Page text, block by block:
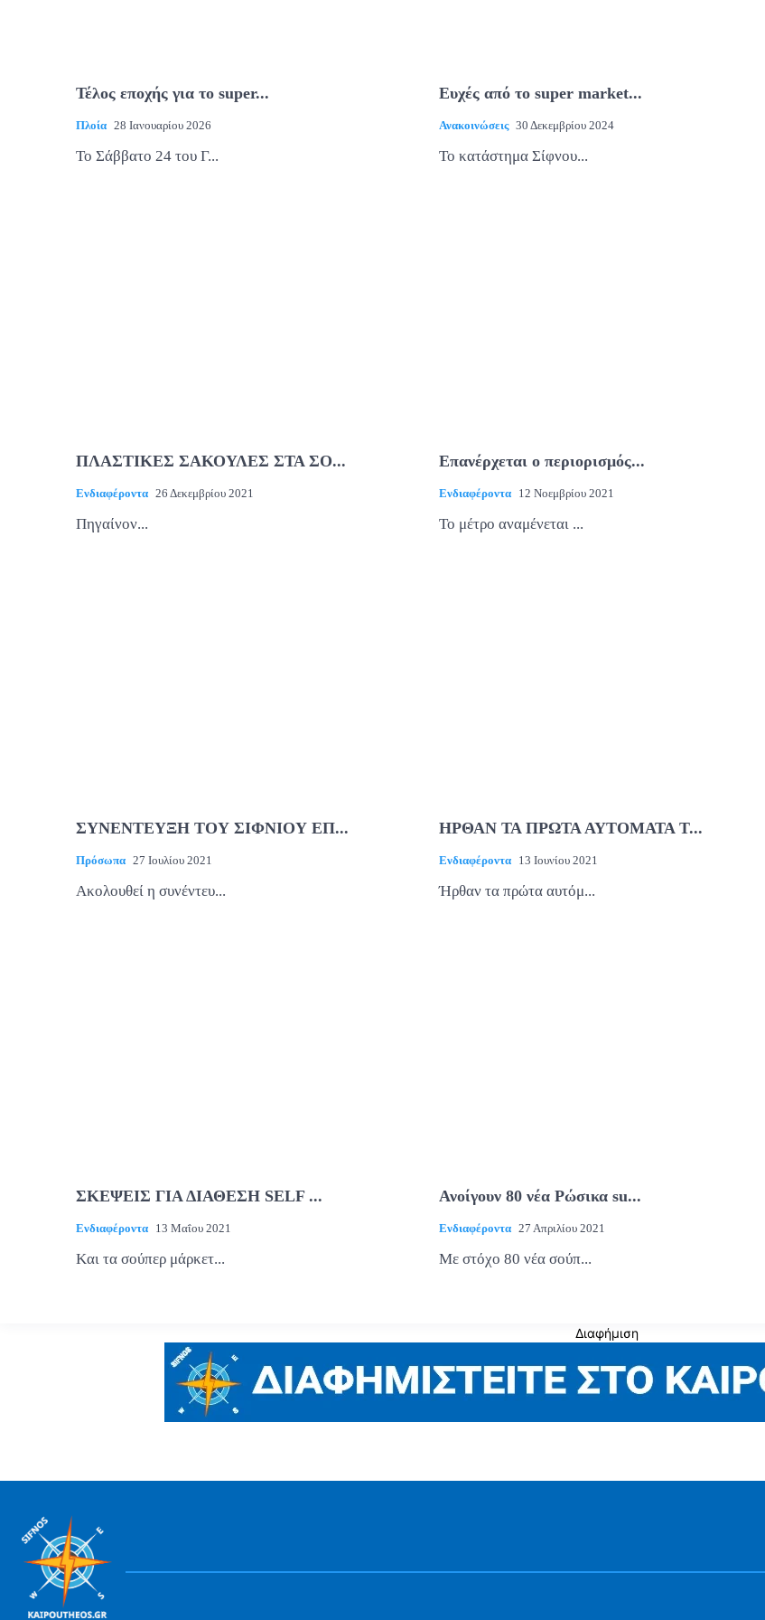
Τέλος εποχής για το super...
Πλοία 28 Ιανουαρίου 2026
Το Σάββατο 24 του Γ...
Ευχές από το super market...
Ανακοινώσεις 30 Δεκεμβρίου 2024
Το κατάστημα Σίφνου...
ΠΛΑΣΤΙΚΕΣ ΣΑΚΟΥΛΕΣ ΣΤΑ ΣΟ...
Ενδιαφέροντα 26 Δεκεμβρίου 2021
Πηγαίνον...
Επανέρχεται ο περιορισμός...
Ενδιαφέροντα 12 Νοεμβρίου 2021
Το μέτρο αναμένεται ...
ΣΥΝΕΝΤΕΥΞΗ ΤΟΥ ΣΙΦΝΙΟΥ ΕΠ...
Πρόσωπα 27 Ιουλίου 2021
Ακολουθεί η συνέντευ...
ΗΡΘΑΝ ΤΑ ΠΡΩΤΑ ΑΥΤΟΜΑΤΑ Τ...
Ενδιαφέροντα 13 Ιουνίου 2021
Ήρθαν τα πρώτα αυτόμ...
ΣΚΕΨΕΙΣ ΓΙΑ ΔΙΑΘΕΣΗ SELF ...
Ενδιαφέροντα 13 Μαΐου 2021
Kαι τα σούπερ μάρκετ...
Ανοίγουν 80 νέα Ρώσικα su...
Ενδιαφέροντα 27 Απριλίου 2021
Με στόχο 80 νέα σούπ...
Διαφήμιση